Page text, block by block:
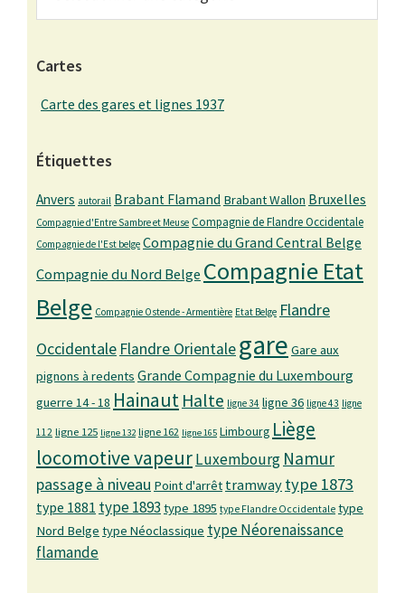
Cartes
Carte des gares et lignes 1937
Étiquettes
Anvers autorail Brabant Flamand Brabant Wallon Bruxelles
Compagnie d'Entre Sambre et Meuse Compagnie de Flandre Occidentale
Compagnie de l'Est belge Compagnie du Grand Central Belge
Compagnie du Nord Belge Compagnie Etat
Belge Compagnie Ostende - Armentière Etat Belge Flandre
Occidentale Flandre Orientalegare Gare aux
pignons à redents Grande Compagnie du Luxembourg
guerre 14 - 18 Hainaut Halte ligne 34 ligne 36 ligne 43 ligne
112 ligne 125 ligne 132 ligne 162 ligne 165 Limbourg Liège
locomotive vapeurLuxembourg Namur
passage à niveau Point d'arrêt tramway type 1873
type 1881 type 1893 type 1895 type Flandre Occidentale type
Nord Belge type Néoclassique type Néorenaissance
flamande